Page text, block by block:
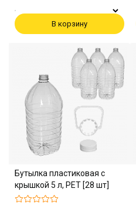
В корзину
Бутылка пластиковая с
крышкой 5 л, PET [28 шт]